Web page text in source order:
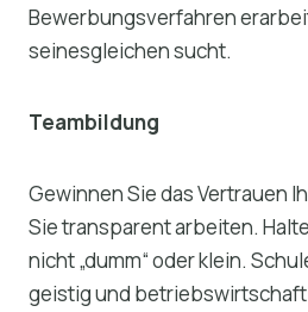
Bewerbungsverfahren
seinesgleichen sucht.
Teambildung
Gewinnen Sie das Vertrauen
Sie transparent arbeiten.
nicht „dumm“ oder klein.
geistig und